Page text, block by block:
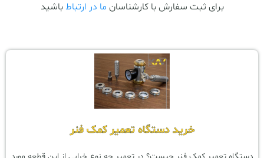
برای ثبت سفارش با کارشناسان ما در ارتباط باشید
خرید دستگاه تعمیر کمک فنر